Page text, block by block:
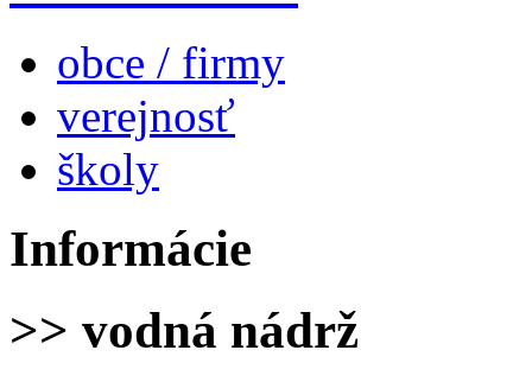
obce / firmy
verejnosť
školy
Informácie
>> vodná nádrž